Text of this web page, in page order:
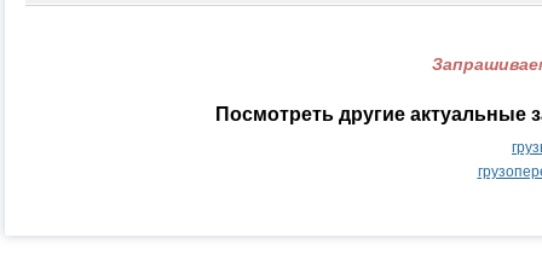
Посмотреть другие актуальные